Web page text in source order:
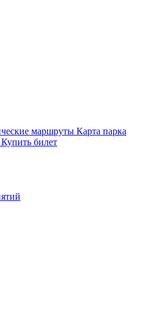
маршруты Карта парка
Купить билет